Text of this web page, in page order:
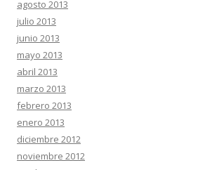
agosto 2013
julio 2013
junio 2013
mayo 2013
abril 2013
marzo 2013
febrero 2013
enero 2013
diciembre 2012
noviembre 2012